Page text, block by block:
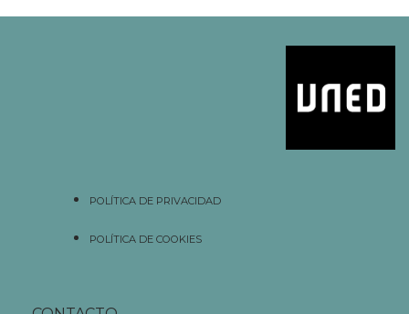
POLÍTICA DE PRIVACIDAD
POLÍTICA DE COOKIES